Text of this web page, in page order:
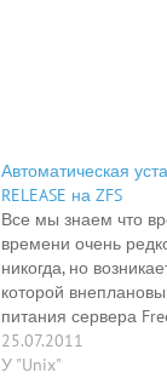
Автоматическая
RELEASE на ZFS
Все мы знаем что
времени очень
никогда, но
которой
питания сервера
остановке загрузки
требованием
25.07.2011
У "Unix"